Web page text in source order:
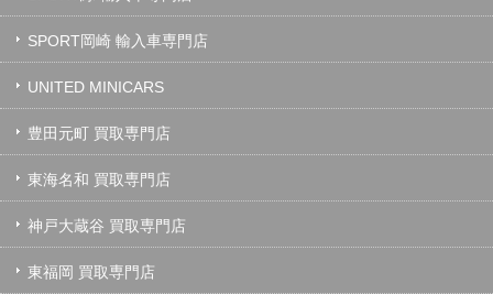
SPORT岡崎 輸入車専門店
UNITED MINICARS
豊田元町 買取専門店
東海名和 買取専門店
神戸大蔵谷 買取専門店
東福岡 買取専門店